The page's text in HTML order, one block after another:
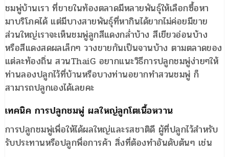
ชมพู่บ้านเรา ที่ขายในท้องตลาดมีหลายพันธุ์ให้เลือกซื้อหา
มาบริโภคได้ แต่มีบางสายพันธุ์ที่หากินได้ยากไม่ค่อยมีขาย
ส่วนใหญ่เราจะเห็นชมพู่ลูกสีแดงกล่ำบ้าง สีเขียวอ่อนบ้าง
หรือสีแดงสดผลเล็กๆ วางขายกันเป็นจานบ้าง ตามตลาดของ
แต่ละท้องถิ่น สวนThaiG อยากแนะวิธีการปลูกชมพู่ง่ายๆให้
ท่านลองปลูกไว้ที่บ้านหรือบางท่านอยากทำสวนชมพู่ ก็
สามารถปลูกเองได้เลยคะ
เทคนิค การปลูกชมพู่ ผลใหญ่ลูกโตเนื้อหวาน
การปลูกชมพู่เพื่อให้ได้ผลใหญ่และรสชาติดี ผู้ที่ปลูกไว้สำหรับ
รับประทานหรือปลูกพื่อการค้า สิ่งที่ต้องทำอันดับต้นๆ เช่น